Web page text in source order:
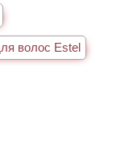
волос Estel